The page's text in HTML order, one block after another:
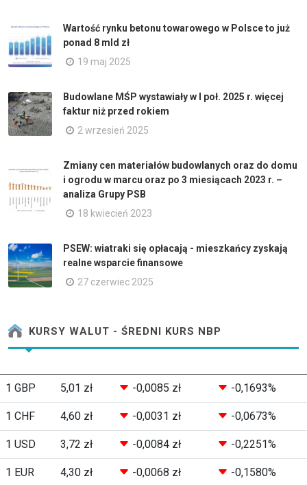
Wartość rynku betonu towarowego w Polsce to już
ponad 8 mld zł
19 maj 2025
Budowlane MŚP wystawiały w I poł. 2025 r. więcej
faktur niż przed rokiem
2 wrzesień 2025
Zmiany cen materiałów budowlanych oraz do domu
i ogrodu w marcu oraz po 3 miesiącach 2023 r. –
analiza Grupy PSB
18 kwiecień 2023
PSEW: wiatraki się opłacają - mieszkańcy zyskają
realne wsparcie finansowe
27 czerwiec 2025
KURSY WALUT - ŚREDNI KURS NBP
1 GBP 5,01 zł -0,0085 zł -0,1693%
1 CHF 4,60 zł -0,0031 zł -0,0673%
1 USD 3,72 zł -0,0084 zł -0,2251%
1 EUR 4,30 zł -0,0068 zł -0,1580%